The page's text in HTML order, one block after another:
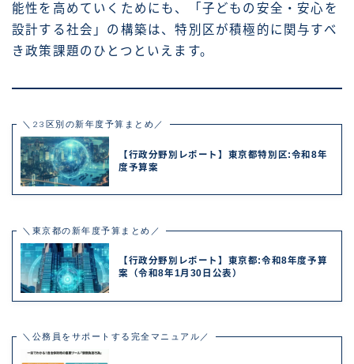
能性を高めていくためにも、「子どもの安全・安心を
設計する社会」の構築は、特別区が積極的に関与すべ
き政策課題のひとつといえます。
＼23区別の新年度予算まとめ／
【行政分野別レポート】東京都特別区:令和8年
度予算案
＼東京都の新年度予算まとめ／
【行政分野別レポート】東京都:令和8年度予算
案（令和8年1月30日公表）
＼公務員をサポートする完全マニュアル／